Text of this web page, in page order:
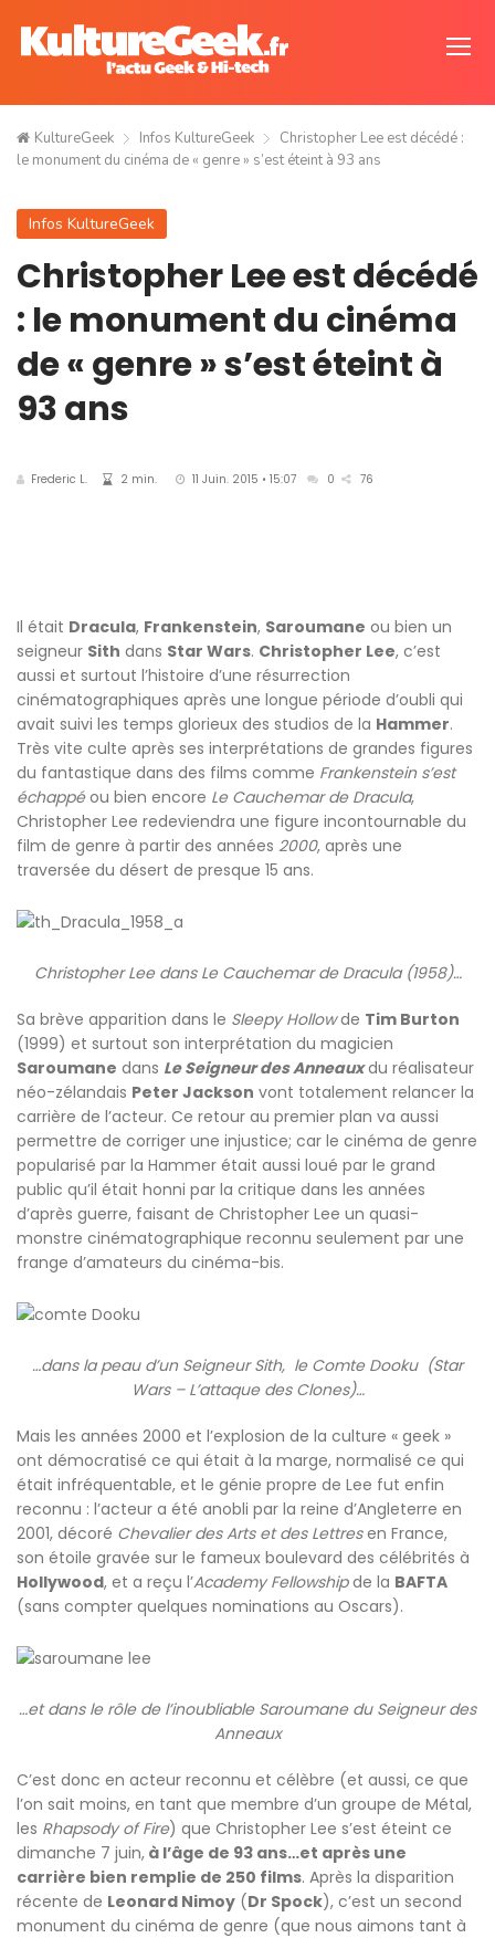
KultureGeek Infos KultureGeek
Christopher Lee est décédé :
le monument du cinéma de « genre » s’est éteint à 93 ans
Infos KultureGeek
Christopher Lee est décédé
: le monument du cinéma
de « genre » s’est éteint à
93 ans
Frederic L. 2 min. 11 Juin. 2015 • 15:07 0 76
Il était Dracula, Frankenstein, Saroumane ou bien un
seigneur Sith dans Star Wars. Christopher Lee, c’est
aussi et surtout l’histoire d’une résurrection
cinématographiques après une longue période d’oubli qui
avait suivi les temps glorieux des studios de la Hammer.
Très vite culte après ses interprétations de grandes figures
du fantastique dans des films comme Frankenstein s’est
échappéou bien encore Le Cauchemar de Dracula,
Christopher Lee redeviendra une figure incontournable du
film de genre à partir des années 2000, après une
traversée du désert de presque 15 ans.
Christopher Lee dans Le Cauchemar de Dracula (1958)…
Sa brève apparition dans le Sleepy Hollowde Tim Burton
(1999) et surtout son interprétation du magicien
Saroumane dans Le Seigneur des Anneauxdu réalisateur
néo-zélandais Peter Jackson vont totalement relancer la
carrière de l’acteur. Ce retour au premier plan va aussi
permettre de corriger une injustice; car le cinéma de genre
popularisé par la Hammer était aussi loué par le grand
public qu’il était honni par la critique dans les années
d’après guerre, faisant de Christopher Lee un quasi-
monstre cinématographique reconnu seulement par une
frange d’amateurs du cinéma-bis.
…dans la peau d’un Seigneur Sith, le Comte Dooku (Star
Wars – L’attaque des Clones)…
Mais les années 2000 et l’explosion de la culture « geek »
ont démocratisé ce qui était à la marge, normalisé ce qui
était infréquentable, et le génie propre de Lee fut enfin
reconnu : l’acteur a été anobli par la reine d’Angleterre en
2001, décoré Chevalier des Arts et des Lettresen France,
son étoile gravée sur le fameux boulevard des célébrités à
Hollywood, et a reçu l’Academy Fellowshipde la BAFTA
(sans compter quelques nominations au Oscars).
…et dans le rôle de l’inoubliable Saroumane du Seigneur des
Anneaux
C’est donc en acteur reconnu et célèbre (et aussi, ce que
l’on sait moins, en tant que membre d’un groupe de Métal,
les Rhapsody of Fire) que Christopher Lee s’est éteint ce
dimanche 7 juin, à l’âge de 93 ans…et après une
carrière bien remplie de 250 films. Après la disparition
récente de Leonard Nimoy (Dr Spock), c’est un second
monument du cinéma de genre (que nous aimons tant à